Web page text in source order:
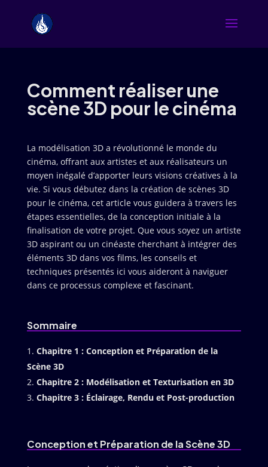
Comment réaliser une
scène 3D pour le cinéma
La modélisation 3D a révolutionné le monde du
cinéma, offrant aux artistes et aux réalisateurs un
moyen inégalé d’apporter leurs visions créatives à la
vie. Si vous débutez dans la création de scènes 3D
pour le cinéma, cet article vous guidera à travers les
étapes essentielles, de la conception initiale à la
finalisation de votre projet. Que vous soyez un artiste
3D aspirant ou un cinéaste cherchant à intégrer des
éléments 3D dans vos films, les conseils et
techniques présentés ici vous aideront à naviguer
dans ce processus complexe et fascinant.
Sommaire
Chapitre 1 : Conception et Préparation de la
Scène 3D
Chapitre 2 : Modélisation et Texturisation en 3D
Chapitre 3 : Éclairage, Rendu et Post-production
Conception et Préparation de la Scène 3D